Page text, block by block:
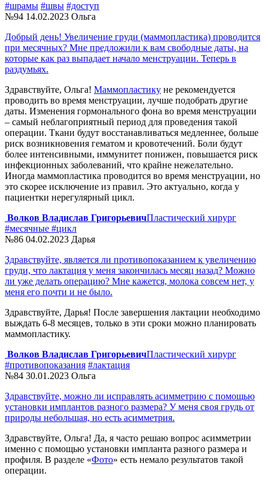
#шрамы #швы #доступ
№94 14.02.2023 Ольга
Добрый день! Увеличение груди (маммопластика) проводится
при месячных? Мне предложили к вам свободные даты, на
которые как раз выпадает начало менструации. Теперь в
раздумьях.
Здравствуйте, Ольга! Маммопластику не рекомендуется
проводить во время менструации, лучше подобрать другие
даты. Изменения гормонального фона во время менструации
– самый неблагоприятный период для проведения такой
операции. Ткани будут восстанавливаться медленнее, больше
риск возникновения гематом и кровотечений. Боли будут
более интенсивными, иммунитет понижен, повышается риск
инфекционных заболеваний, что крайне нежелательно.
Иногда маммопластика проводится во время менструации, но
это скорее исключение из правил. Это актуально, когда у
пациентки нерегулярный цикл.
Волков Владислав ГригорьевичПластический хирург
#месячные #цикл
№86 04.02.2023 Дарья
Здравствуйте, является ли противопоказанием к увеличению
груди, что лактация у меня закончилась месяц назад? Можно
ли уже делать операцию? Мне кажется, молока совсем нет, у
меня его почти и не было.
Здравствуйте, Дарья! После завершения лактации необходимо
выждать 6-8 месяцев, только в эти сроки можно планировать
маммопластику.
Волков Владислав ГригорьевичПластический хирург
#противопоказания #лактация
№84 30.01.2023 Ольга
Здравствуйте, можно ли исправлять асимметрию с помощью
установки имплантов разного размера? У меня своя грудь от
природы небольшая, но есть асимметрия.
Здравствуйте, Ольга! Да, я часто решаю вопрос асимметрии
именно с помощью установки импланта разного размера и
профиля. В разделе «Фото» есть немало результатов такой
операции.